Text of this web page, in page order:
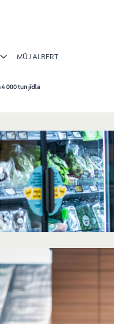
MŮJ ALBERT
000 tun jídla